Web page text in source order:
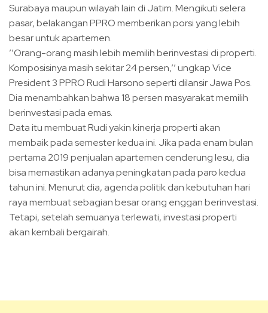
Surabaya maupun wilayah lain di Jatim. Mengikuti selera
pasar, belakangan PPRO memberikan porsi yang lebih
besar untuk apartemen.
’’Orang-orang masih lebih memilih berinvestasi di properti.
Komposisinya masih sekitar 24 persen,’’ ungkap Vice
President 3 PPRO Rudi Harsono seperti dilansir Jawa Pos.
Dia menambahkan bahwa 18 persen masyarakat memilih
berinvestasi pada emas.
Data itu membuat Rudi yakin kinerja properti akan
membaik pada semester kedua ini. Jika pada enam bulan
pertama 2019 penjualan apartemen cenderung lesu, dia
bisa memastikan adanya peningkatan pada paro kedua
tahun ini. Menurut dia, agenda politik dan kebutuhan hari
raya membuat sebagian besar orang enggan berinvestasi.
Tetapi, setelah semuanya terlewati, investasi properti
akan kembali bergairah.